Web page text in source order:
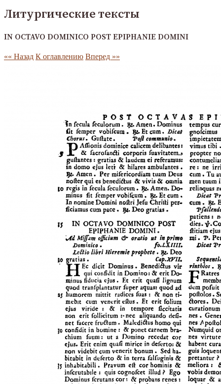
Литургические тексты
IN OCTAVO DOMINICO POST EPIPHANIE DOMINI
«« Назад К оглавлению Вперед »»